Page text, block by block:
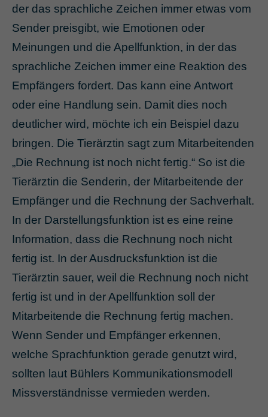
der das sprachliche Zeichen immer etwas vom
Sender preisgibt, wie Emotionen oder
Meinungen und die Apellfunktion, in der das
sprachliche Zeichen immer eine Reaktion des
Empfängers fordert. Das kann eine Antwort
oder eine Handlung sein. Damit dies noch
deutlicher wird, möchte ich ein Beispiel dazu
bringen. Die Tierärztin sagt zum Mitarbeitenden
„Die Rechnung ist noch nicht fertig.“ So ist die
Tierärztin die Senderin, der Mitarbeitende der
Empfänger und die Rechnung der Sachverhalt.
In der Darstellungsfunktion ist es eine reine
Information, dass die Rechnung noch nicht
fertig ist. In der Ausdrucksfunktion ist die
Tierärztin sauer, weil die Rechnung noch nicht
fertig ist und in der Apellfunktion soll der
Mitarbeitende die Rechnung fertig machen.
Wenn Sender und Empfänger erkennen,
welche Sprachfunktion gerade genutzt wird,
sollten laut Bühlers Kommunikationsmodell
Missverständnisse vermieden werden.